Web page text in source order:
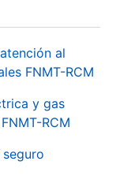
al
FNMT-RCM
y gas
RCM